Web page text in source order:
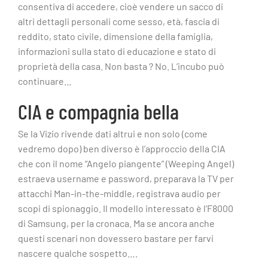
consentiva di accedere, cioè vendere un sacco di
altri dettagli personali come sesso, età, fascia di
reddito, stato civile, dimensione della famiglia,
informazioni sulla stato di educazione e stato di
proprietà della casa. Non basta ? No. L’incubo può
continuare…
CIA e compagnia bella
Se la Vizio rivende dati altrui e non solo (come
vedremo dopo) ben diverso è l’approccio della CIA
che con il nome “Angelo piangente” (Weeping Angel)
estraeva username e password, preparava la TV per
attacchi Man-in-the-middle, registrava audio per
scopi di spionaggio. Il modello interessato è l’F8000
di Samsung, per la cronaca. Ma se ancora anche
questi scenari non dovessero bastare per farvi
nascere qualche sospetto….